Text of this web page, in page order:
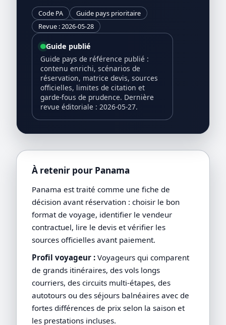
Code PA
Guide pays prioritaire
Revue : 2026-05-28
Guide publié
Guide pays de référence publié :
contenu enrichi, scénarios de
réservation, matrice devis, sources
officielles, limites de citation et
garde-fous de prudence. Dernière
revue éditoriale : 2026-05-27.
À retenir pour Panama
Panama est traité comme une fiche de
décision avant réservation : choisir le bon
format de voyage, identifier le vendeur
contractuel, lire le devis et vérifier les
sources officielles avant paiement.
Profil voyageur : Voyageurs qui comparent
de grands itinéraires, des vols longs
courriers, des circuits multi-étapes, des
autotours ou des séjours balnéaires avec de
fortes différences de prix selon la saison et
les prestations incluses.